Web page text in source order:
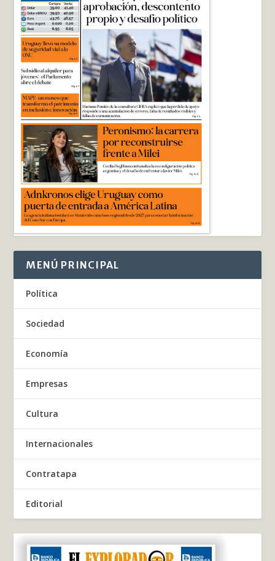
MENÚ PRINCIPAL
Política
Sociedad
Economía
Empresas
Cultura
Internacionales
Contratapa
Editorial